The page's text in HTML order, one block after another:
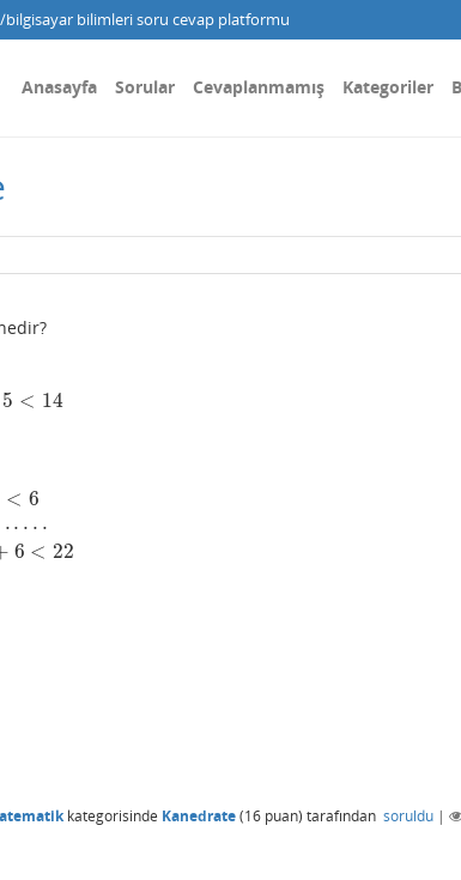
bilimleri soru cevap platformu
Anasayfa Sorular Cevaplanmamış Kategoriler
5 < 14
< 6
.. . . .
6 < 22
kategorisinde Kanedrate(16 puan) tarafından soruldu |